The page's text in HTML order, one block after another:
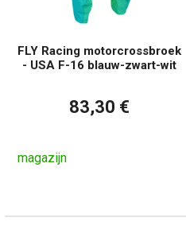
FLY Racing motorcrossbroek
- USA F-16 blauw-zwart-wit
83,30 €
magazijn